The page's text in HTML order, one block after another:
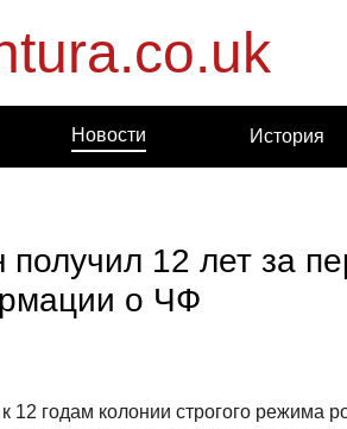
Новости История
12 лет за
о ЧФ
12 годам колонии строгого режима